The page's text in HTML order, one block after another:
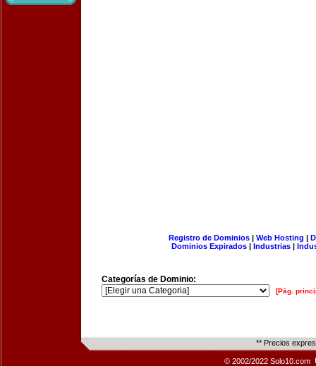
Registro de Dominios| Web Hosting |
Dominios Expirados | Industrias |
Categorías de Dominio:
[Pág.
** Precios
© 2002/2022 Solo10.com